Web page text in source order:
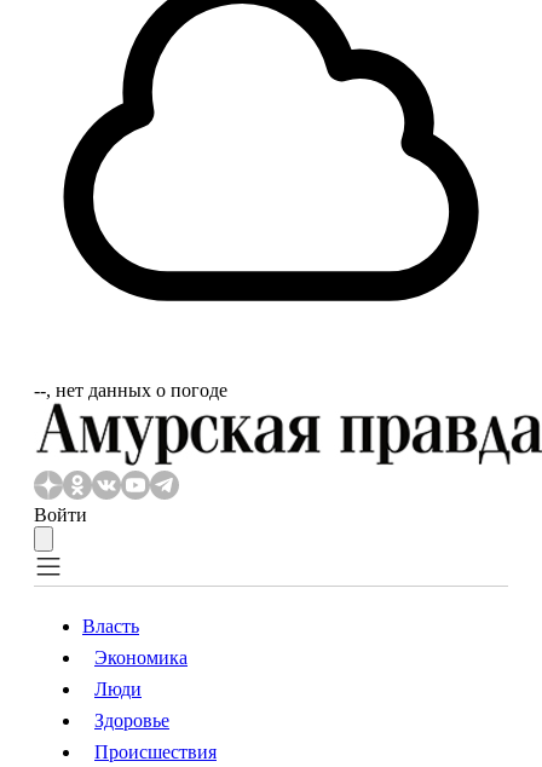
‐‐, нет данных о погоде
Войти
Власть
Происшествия
Власть
Экономика
Люди
Здоровье
Происшествия